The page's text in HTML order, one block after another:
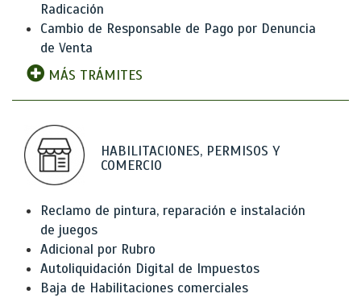
Radicación
Cambio de Responsable de Pago por Denuncia
de Venta
MÁS TRÁMITES
HABILITACIONES, PERMISOS Y
COMERCIO
Reclamo de pintura, reparación e instalación
de juegos
Adicional por Rubro
Autoliquidación Digital de Impuestos
Baja de Habilitaciones comerciales